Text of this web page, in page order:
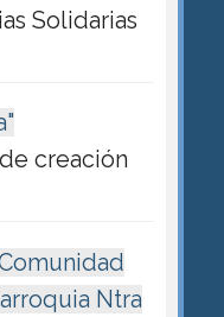
Solidarias
creación
Ntra